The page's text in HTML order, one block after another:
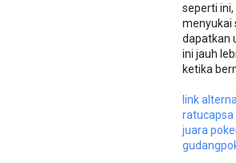
seperti
menyukai
dapatkan
ini jauh
ketika
link
ratucapsa
juara